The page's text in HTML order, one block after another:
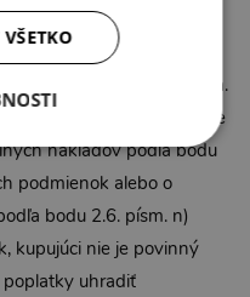
obchodníka a v týchto
sú umiestnené na
obchodu obchodníka.
povinnosť o úhrade
nákladov podľa bodu
podmienok alebo o
bodu 2.6. písm. n)
kupujúci nie je povinný
uhradiť